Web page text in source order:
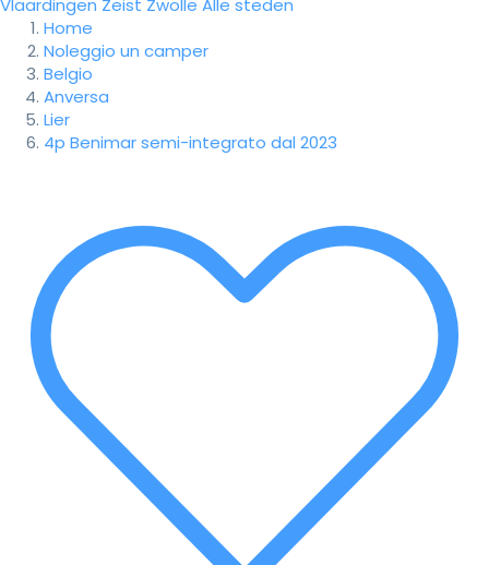
Vlaardingen Zeist Zwolle Alle steden
Home
Noleggio un camper
Belgio
Anversa
Lier
4p Benimar semi-integrato dal 2023